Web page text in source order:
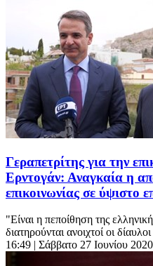
Γεραπετρίτης για την
Ερντογάν: Αναγκαία η
επικοινωνίας σε ύψιστο
"Είναι η πεποίθηση της
διατηρούνται ανοιχτοί οι
16:49 | Σάββατο 27 Ιουνίου 2020